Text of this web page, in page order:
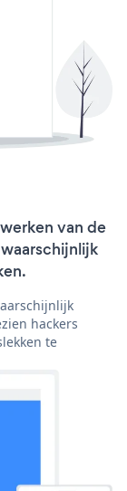
van de
hackers
te